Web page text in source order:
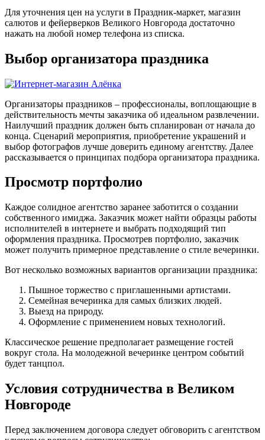
Для уточнения цен на услуги в Праздник-маркет, магазин
салютов и фейерверков Великого Новгорода достаточно
нажать на любой номер телефона из списка.
Выбор организатора праздника
Организаторы праздников – профессионалы, воплощающие в
действительность мечты заказчика об идеальном развлечении.
Наилучший праздник должен быть спланирован от начала до
конца. Сценарий мероприятия, приобретение украшений и
выбор фотографов лучше доверить единому агентству. Далее
рассказывается о принципах подбора организатора праздника.
Просмотр портфолио
Каждое солидное агентство заранее заботится о создании
собственного имиджа. Заказчик может найти образцы работы
исполнителей в интернете и выбрать подходящий тип
оформления праздника. Просмотрев портфолио, заказчик
может получить примерное представление о стиле вечеринки.
Вот несколько возможных вариантов организации праздника:
Пышное торжество с приглашенными артистами.
Семейная вечеринка для самых близких людей.
Выезд на природу.
Оформление с применением новых технологий.
Классическое решение предполагает размещение гостей
вокруг стола. На молодежной вечеринке центром событий
будет танцпол.
Условия сотрудничества в Великом
Новгороде
Перед заключением договора следует обговорить с агентством